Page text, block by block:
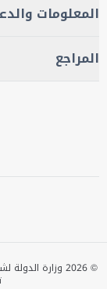
المعلومات
المراجع
©
2026 وزارة الدولة